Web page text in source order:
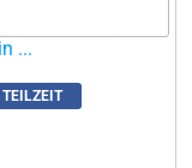
...
TEILZEIT